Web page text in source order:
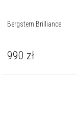
Bergstern Brilliance
990 zł